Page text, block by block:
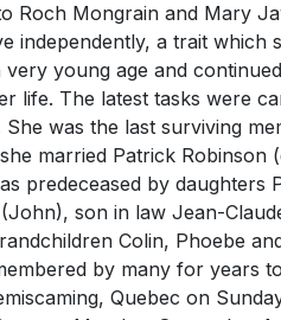
Roch Mongrain and Mary
independently, a trait which
young age and
life. The latest tasks were
was the last surviving
married Patrick Robinson
predeceased by daughters
son in law Jean-
Colin, Phoebe
by many for years
Quebec on